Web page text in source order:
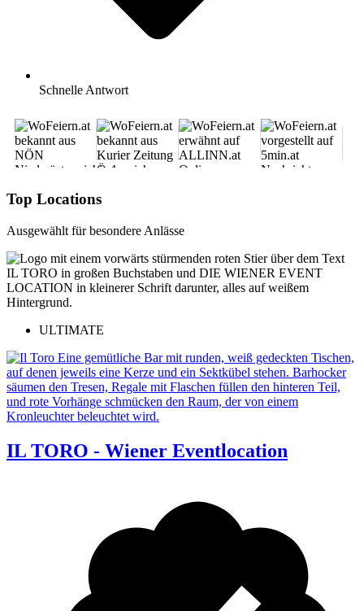
Schnelle Antwort
Top Locations
Ausgewählt für besondere Anlässe
ULTIMATE
IL TORO - Wiener Eventlocation